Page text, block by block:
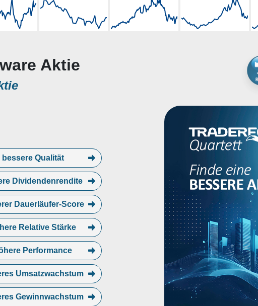
Aktie
bessere Qualität
Dividendenrendite
Dauerläufer-Score
Relative Stärke
Performance
Umsatzwachstum
Gewinnwachstum